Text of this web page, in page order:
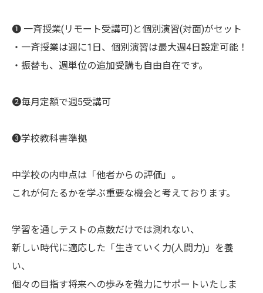
❶ 一斉授業(リモート受講可)と個別演習(対面)がセット
・一斉授業は週に1日、個別演習は最大週4日設定可能！
・振替も、週単位の追加受講も自由自在です。
❷毎月定額で週5受講可
❸学校教科書準拠
中学校の内申点は「他者からの評価」。
これが何たるかを学ぶ重要な機会と考えております。
学習を通しテストの点数だけでは測れない、
新しい時代に適応した「生きていく力(人間力)」を養
い、
個々の目指す将来への歩みを強力にサポートいたしま